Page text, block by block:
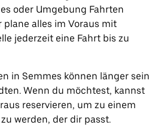
oder Umgebung Fahrten
plane alles im Voraus mit
jederzeit eine Fahrt bis zu
in Semmes können länger sein
Wenn du möchtest, kannst
reservieren, um zu einem
werden, der dir passt.